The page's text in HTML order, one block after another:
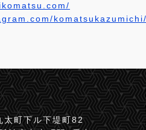
komatsukazumichi/
太町下ル下堤町82